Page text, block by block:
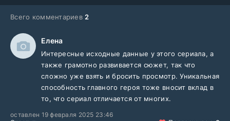
Всего комментариев 2
Елена
Интересные исходные данные у этого сериала, а
также грамотно развивается сюжет, так что
сложно уже взять и бросить просмотр. Уникальная
способность главного героя тоже вносит вклад в
то, что сериал отличается от многих.
оставлен 19 февраля 2025 23:46